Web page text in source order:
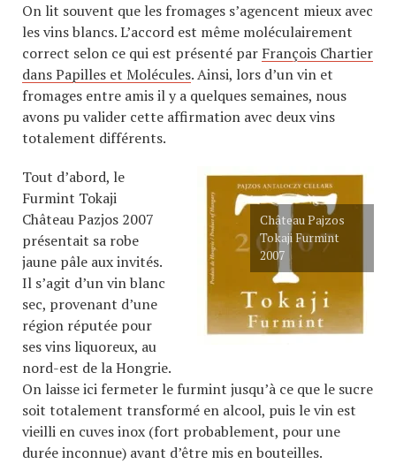
On lit souvent que les fromages s’agencent mieux avec
les vins blancs. L’accord est même moléculairement
correct selon ce qui est présenté par François Chartier
dans Papilles et Molécules. Ainsi, lors d’un vin et
fromages entre amis il y a quelques semaines, nous
avons pu valider cette affirmation avec deux vins
totalement différents.
Château Pajzos
Tokaji Furmint
2007
Tout d’abord, le
Furmint Tokaji
Château Pazjos 2007
présentait sa robe
jaune pâle aux invités.
Il s’agit d’un vin blanc
sec, provenant d’une
région réputée pour
ses vins liquoreux, au
nord-est de la Hongrie.
On laisse ici fermeter le furmint jusqu’à ce que le sucre
soit totalement transformé en alcool, puis le vin est
vieilli en cuves inox (fort probablement, pour une
durée inconnue) avant d’être mis en bouteilles.